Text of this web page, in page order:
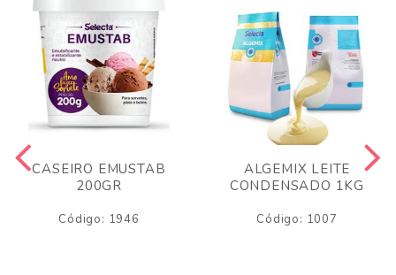
CASEIRO EMUSTAB
200GR
Código: 1946
ALGEMIX LEITE
CONDENSADO 1KG
Código: 1007